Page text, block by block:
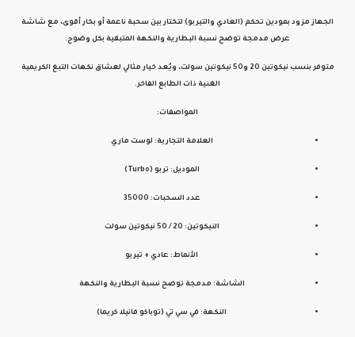
الجهاز مزود بمودين تحكم (العادي والتيربو) لتختار بين سحبة ناعمة أو بخار أقوى، مع شاشة
عرض مدمجة توضح نسبة البطارية والنكهة المتبقية بكل وضوح.
متوفر بنسب نيكوتين 20 و50 نيكوتين سولت، ويُعد خيار مثالي لعشاق نكهات التبغ الكريمية
الغنية ذات الطابع الفاخر.
المواصفات:
العلامة التجارية: لوست ماري
الموديل: تربو (Turbo)
عدد السحبات: 35000
النيكوتين: 20 / 50 نيكوتين سولت
الأنماط: عادي + تيربو
الشاشة: مدمجة توضح نسبة البطارية والنكهة
النكهة: في سي تي (توباكو فانيلا كريما)